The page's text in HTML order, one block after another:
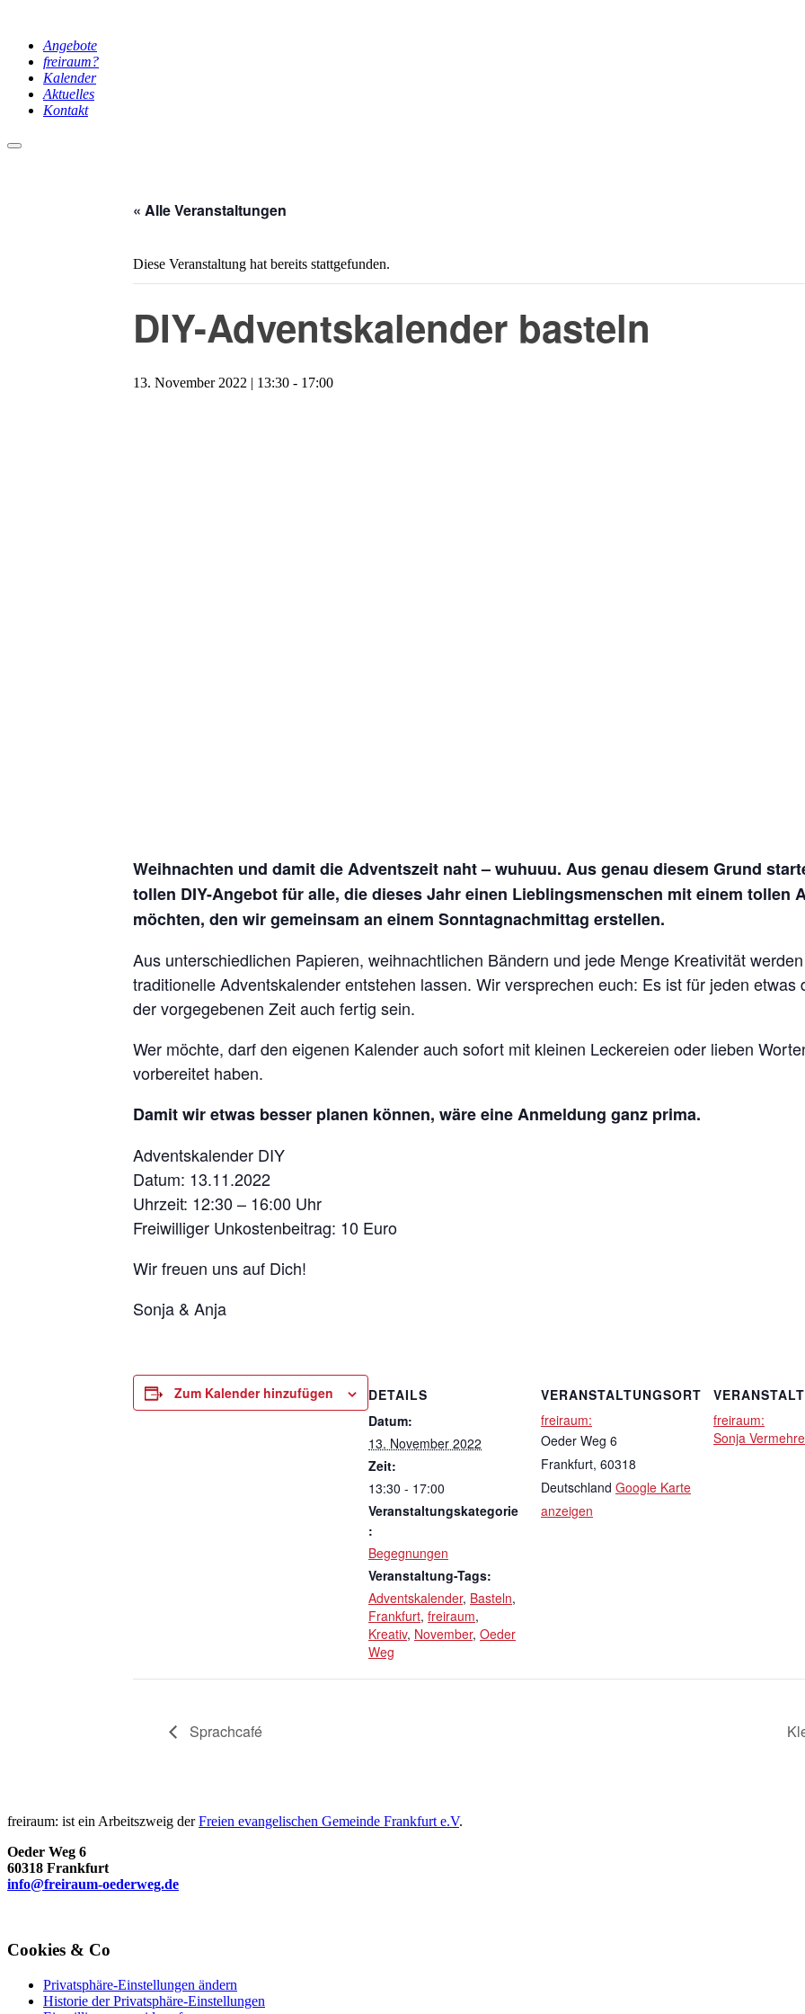
Angebote
freiraum?
Kalender
Aktuelles
Kontakt
Hauptmenü
« Alle Veranstaltungen
Diese Veranstaltung hat bereits stattgefunden.
DIY-Adventskalender basteln
13. November 2022 | 13:30 - 17:00
Weihnachten und damit die Adventszeit naht – wuhuuu. Aus genau diesem Grund
tollen DIY-Angebot für alle, die dieses Jahr einen Lieblingsmenschen mit einem tollen
möchten, den wir gemeinsam an einem Sonntagnachmittag erstellen.
Aus unterschiedlichen Papieren, weihnachtlichen Bändern und jede Menge Kreativität
traditionelle Adventskalender entstehen lassen. Wir versprechen euch: Es ist für jeden
der vorgegebenen Zeit auch fertig sein.
Wer möchte, darf den eigenen Kalender auch sofort mit kleinen Leckereien oder lieben
vorbereitet haben.
Damit wir etwas besser planen können, wäre eine Anmeldung ganz prima.
Adventskalender DIY
Datum: 13.11.2022
Uhrzeit: 12:30 – 16:00 Uhr
Freiwilliger Unkostenbeitrag: 10 Euro
Wir freuen uns auf Dich!
Sonja & Anja
Zum Kalender hinzufügen
DETAILS
Datum:
13. November 2022
Zeit:
13:30 - 17:00
Veranstaltungskategorie
:
Begegnungen
Veranstaltung-Tags:
Adventskalender, Basteln,
Frankfurt, freiraum,
Kreativ, November, Oeder
Weg
VERANSTALTUNGSORT
freiraum:
Oeder Weg 6
Frankfurt, 60318
Deutschland Google Karte
anzeigen
freiraum:
Sonja
Sprachcafé
freiraum: ist ein Arbeitszweig derFreien evangelischen Gemeinde Frankfurt e.V.
Oeder Weg 6
60318 Frankfurt
info@freiraum-oederweg.de
Cookies & Co
Privatsphäre-Einstellungen ändern
Historie der Privatsphäre-Einstellungen